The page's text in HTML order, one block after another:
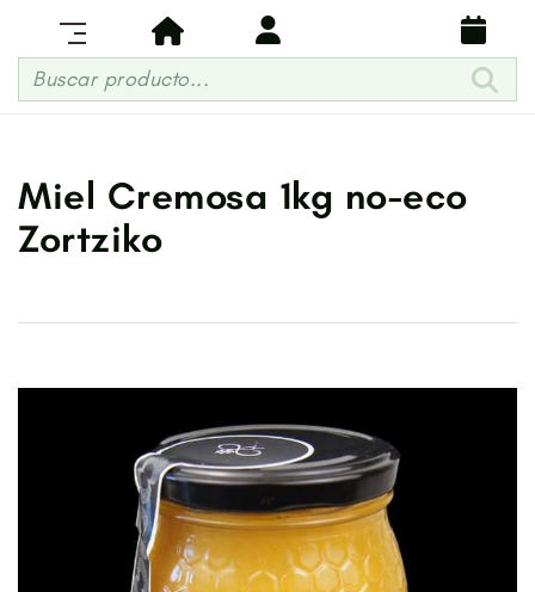
Buscar producto...
Miel Cremosa 1kg no-eco
Zortziko